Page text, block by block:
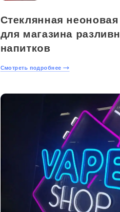
Стеклянная
для магазина
напитков
Смотреть подробнее